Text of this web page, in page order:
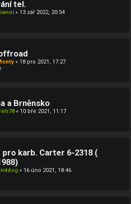
tel.
« 13 zář 2022, 20:54
« 18 pro 2021, 17:27
a Brněnsko
« 10 bře 2021, 11:17
pro karb. Carter 6-2318 (
« 16 úno 2021, 18:46